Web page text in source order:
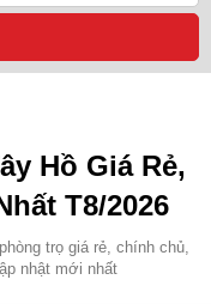
Hồ Giá Rẻ,
T8/2026
trọ giá rẻ, chính chủ,
nhật mới nhất